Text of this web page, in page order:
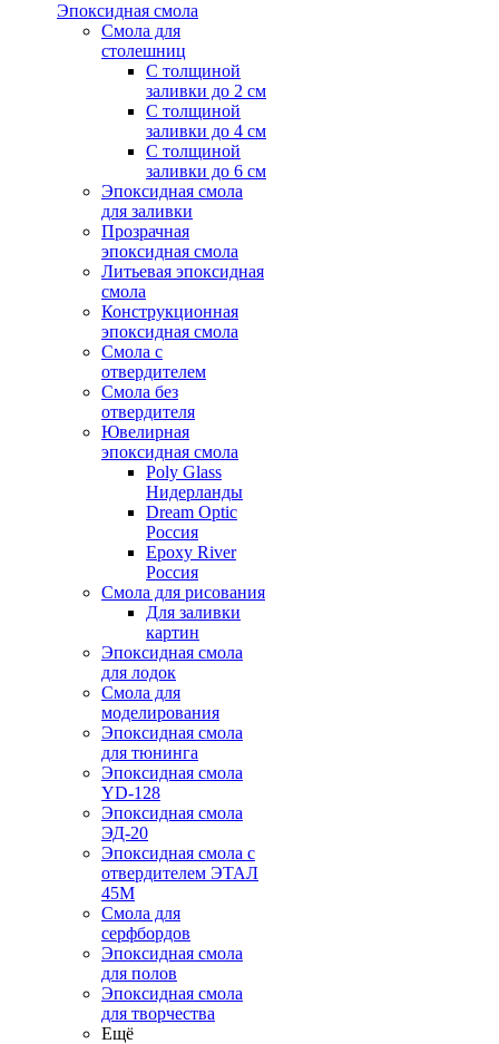
Эпоксидная смола
Смола для
столешниц
С толщиной
заливки до 2 см
С толщиной
заливки до 4 см
С толщиной
заливки до 6 см
Эпоксидная смола
для заливки
Прозрачная
эпоксидная смола
Литьевая эпоксидная
смола
Конструкционная
эпоксидная смола
Смола с
отвердителем
Смола без
отвердителя
Ювелирная
эпоксидная смола
Poly Glass
Нидерланды
Dream Optic
Россия
Epoxy River
Россия
Смола для рисования
Для заливки
картин
Эпоксидная смола
для лодок
Смола для
моделирования
Эпоксидная смола
для тюнинга
Эпоксидная смола
YD-128
Эпоксидная смола
ЭД-20
Эпоксидная смола с
отвердителем ЭТАЛ
45М
Смола для
серфбордов
Эпоксидная смола
для полов
Эпоксидная смола
для творчества
Ещё